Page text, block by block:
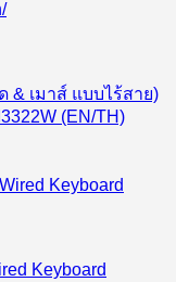
& เมาส์ แบบไร้สาย)
(EN/TH)
Keyboard